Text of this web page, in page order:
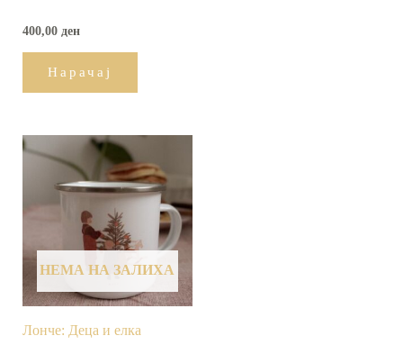
400,00 ден
Нарачај
НЕМА НА ЗАЛИХА
Лонче: Деца и елка